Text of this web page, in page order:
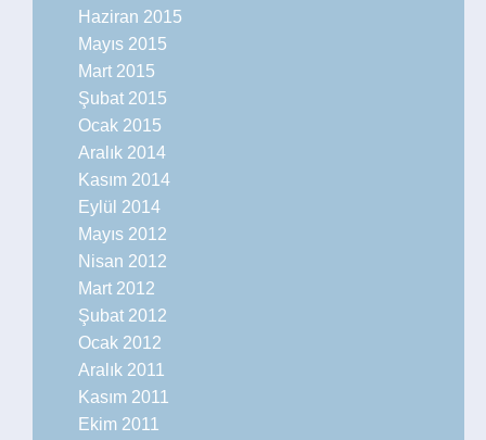
Haziran 2015
Mayıs 2015
Mart 2015
Şubat 2015
Ocak 2015
Aralık 2014
Kasım 2014
Eylül 2014
Mayıs 2012
Nisan 2012
Mart 2012
Şubat 2012
Ocak 2012
Aralık 2011
Kasım 2011
Ekim 2011